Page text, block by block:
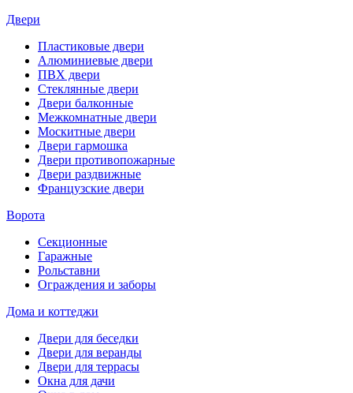
Двери
Пластиковые двери
Алюминиевые двери
ПВХ двери
Стеклянные двери
Двери балконные
Межкомнатные двери
Москитные двери
Двери гармошка
Двери противопожарные
Двери раздвижные
Французские двери
Ворота
Секционные
Гаражные
Рольставни
Ограждения и заборы
Дома и коттеджи
Двери для беседки
Двери для веранды
Двери для террасы
Окна для дачи